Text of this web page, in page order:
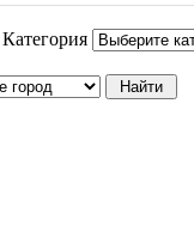
Категория